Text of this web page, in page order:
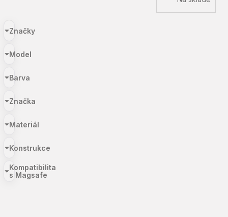
Značky
Model
Barva
Značka
Materiál
Konstrukce
Kompatibilita
s Magsafe